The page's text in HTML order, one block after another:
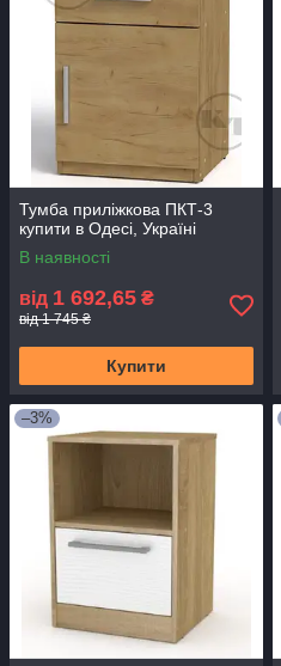
Тумба приліжкова ПКТ-3
купити в Одесі, Україні
В наявності
від 1 692,65 ₴
від 1 745 ₴
Купити
–3%